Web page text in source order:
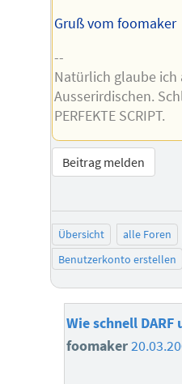
Gruß vom foomaker
--
Natürlich glaube ich
Ausserirdischen.
PERFEKTE SCRIPT.
Beitrag melden
Übersicht alle Foren
Benutzerkonto erstellen
Wie schnell
foomaker